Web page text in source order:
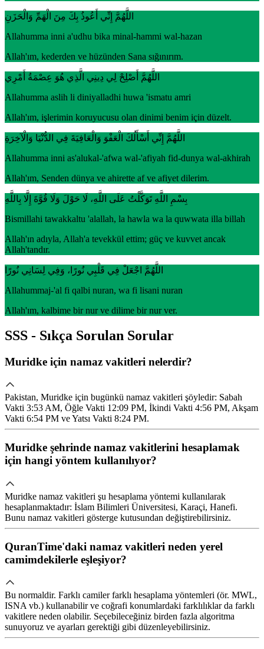
اللَّهُمَّ إِنِّي أَعُوذُ بِكَ مِنَ الْهَمِّ وَالْحَزَنِ
Allahumma inni a'udhu bika minal-hammi wal-hazan
Allah'ım, kederden ve hüzünden Sana sığınırım.
اللَّهُمَّ أَصْلِحْ لِي دِينِي الَّذِي هُوَ عِصْمَةُ أَمْرِي
Allahumma aslih li diniyalladhi huwa 'ismatu amri
Allah'ım, işlerimin koruyucusu olan dinimi benim için düzelt.
اللَّهُمَّ إِنِّي أَسْأَلُكَ الْعَفْوَ وَالْعَافِيَةَ فِي الدُّنْيَا وَالْآخِرَةِ
Allahumma inni as'alukal-'afwa wal-'afiyah fid-dunya wal-akhirah
Allah'ım, Senden dünya ve ahirette af ve afiyet dilerim.
بِسْمِ اللَّهِ تَوَكَّلْتُ عَلَى اللَّهِ، لَا حَوْلَ وَلَا قُوَّةَ إِلَّا بِاللَّهِ
Bismillahi tawakkaltu 'alallah, la hawla wa la quwwata illa billah
Allah'ın adıyla, Allah'a tevekkül ettim; güç ve kuvvet ancak
Allah'tandır.
اللَّهُمَّ اجْعَلْ فِي قَلْبِي نُورًا، وَفِي لِسَانِي نُورًا
Allahummaj-'al fi qalbi nuran, wa fi lisani nuran
Allah'ım, kalbime bir nur ve dilime bir nur ver.
SSS - Sıkça Sorulan Sorular
Muridke için namaz vakitleri nelerdir?
Pakistan, Muridke için bugünkü namaz vakitleri şöyledir: Sabah
Vakti 3:53 AM, Öğle Vakti 12:09 PM, İkindi Vakti 4:56 PM, Akşam
Vakti 6:54 PM ve Yatsı Vakti 8:24 PM.
Muridke şehrinde namaz vakitlerini hesaplamak
için hangi yöntem kullanılıyor?
Muridke namaz vakitleri şu hesaplama yöntemi kullanılarak
hesaplanmaktadır: İslam Bilimleri Üniversitesi, Karaçi, Hanefi.
Bunu namaz vakitleri gösterge kutusundan değiştirebilirsiniz.
QuranTime'daki namaz vakitleri neden yerel
camimdekilerle eşleşiyor?
Bu normaldir. Farklı camiler farklı hesaplama yöntemleri (ör. MWL,
ISNA vb.) kullanabilir ve coğrafi konumlardaki farklılıklar da farklı
vakitlere neden olabilir. Seçebileceğiniz birden fazla algoritma
sunuyoruz ve ayarları gerektiği gibi düzenleyebilirsiniz.